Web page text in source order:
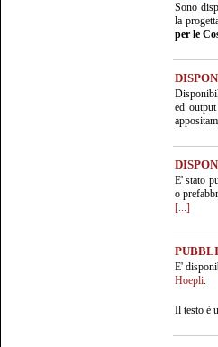
Sono
la
per le
ed
E' stato
o
[...]
E'
Hoepli.
Il testo è